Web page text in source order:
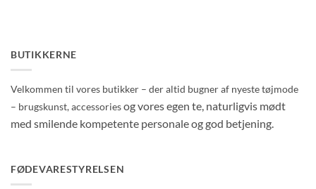
BUTIKKERNE
Velkommen til vores butikker – der altid bugner af nyeste tøjmode
– brugskunst, accessoriesog vores egen te, naturligvis mødt
med smilende kompetente personale og god betjening.
FØDEVARESTYRELSEN